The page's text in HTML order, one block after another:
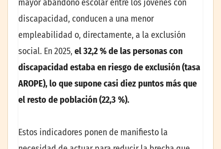
mayor abandono escolar entre los jóvenes con
discapacidad, conducen a una menor
empleabilidad o, directamente, a la exclusión
social. En 2025, el 32,2 % de las personas con
discapacidad estaba en riesgo de exclusión (tasa
AROPE), lo que supone casi diez puntos más que
el resto de población (22,3 %).
Estos indicadores ponen de manifiesto la